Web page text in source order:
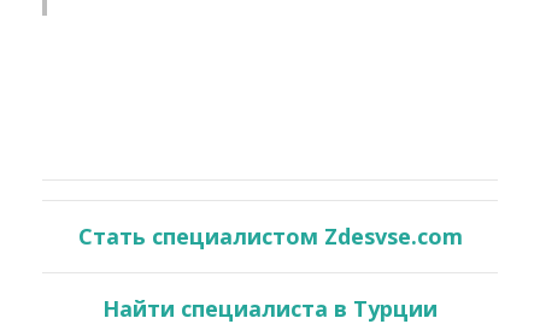
Стать специалистом Zdesvse.com
Найти специалиста в Турции